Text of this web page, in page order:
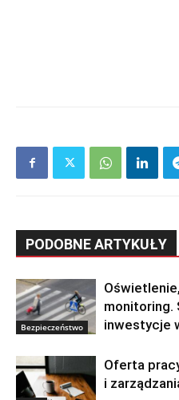
PODOBNE ARTYKUŁY
Bezpieczeństwo
monitoring.
inwestycje
Oferta
i